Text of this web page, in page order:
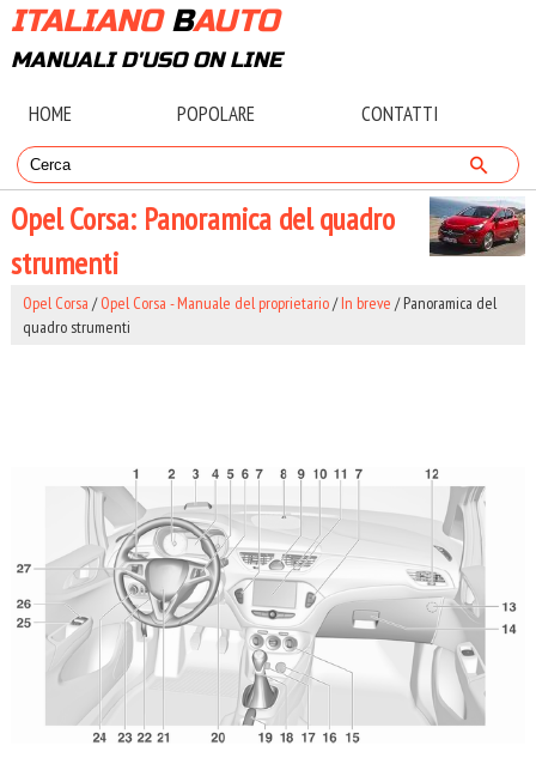
ITALIANOBAUTO
MANUALI D'USO ON LINE
HOME POPOLARE CONTATTI
Opel Corsa: Panoramica del quadro
strumenti
Opel Corsa /Opel Corsa - Manuale del proprietario/In breve / Panoramica del
quadro strumenti